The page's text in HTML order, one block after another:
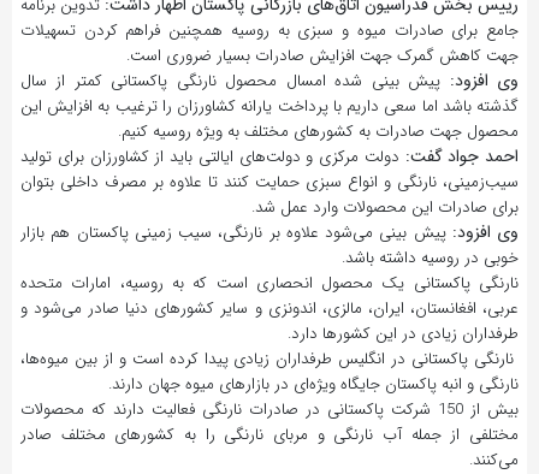
تدوین برنامه
جامع برای صادرات میوه و سبزی به روسیه همچنین فراهم کردن تسهیلات
جهت کاهش گمرک جهت افزایش صادرات بسیار ضروری است.
وی افزود: پیش بینی شده امسال محصول نارنگی پاکستانی کمتر از سال
گذشته باشد اما سعی داریم با پرداخت یارانه کشاورزان را ترغیب به افزایش این
محصول جهت صادرات به کشورهای مختلف به ویژه روسیه کنیم.
احمد جواد گفت: دولت مرکزی و دولت‌های ایالتی باید از کشاورزان برای تولید
سیب‌زمینی، نارنگی و انواع سبزی حمایت کنند تا علاوه بر مصرف داخلی بتوان
برای صادرات این محصولات وارد عمل شد.
وی افزود:پیش بینی می‌شود علاوه بر نارنگی، سیب زمینی پاکستان هم بازار
خوبی در روسیه داشته باشد.
نارنگی پاکستانی یک محصول انحصاری است که به روسیه، امارات متحده
عربی، افغانستان، ایران، مالزی، اندونزی و سایر کشورهای دنیا صادر می‌شود و
طرفداران زیادی در این کشور‌ها دارد.
نارنگی پاکستانی در انگلیس طرفداران زیادی پیدا کرده است و از بین میوه‌ها،
نارنگی و انبه پاکستان جایگاه ویژه‌ای در بازارهای میوه جهان دارند.
بیش از 150 شرکت پاکستانی در صادرات نارنگی فعالیت دارند که محصولات
مختلفی از جمله آب نارنگی و مربای نارنگی را به کشورهای مختلف صادر
می‌کنند.